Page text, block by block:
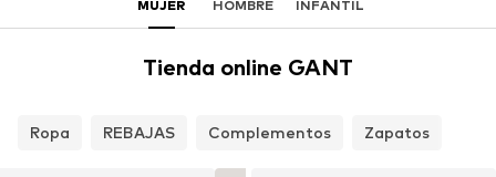
MUJER HOMBRE INFANTIL
Tienda online GANT
Ropa REBAJAS Complementos Zapatos